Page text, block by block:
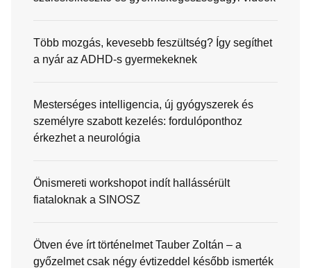
Több mozgás, kevesebb feszültség? Így segíthet
a nyár az ADHD-s gyermekeknek
Mesterséges intelligencia, új gyógyszerek és
személyre szabott kezelés: fordulóponthoz
érkezhet a neurológia
Önismereti workshopot indít hallássérült
fiataloknak a SINOSZ
Ötven éve írt történelmet Tauber Zoltán – a
győzelmet csak négy évtizeddel később ismerték